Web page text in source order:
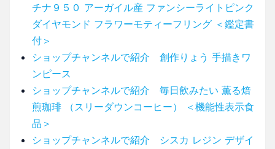
チナ９５０ アーガイル産 ファンシーライトピンク
ダイヤモンド フラワーモティーフリング ＜鑑定書
付＞
ショップチャンネルで紹介 創作りょう 手描きワ
ンピース
ショップチャンネルで紹介 毎日飲みたい 薫る焙
煎珈琲 （スリーダウンコーヒー） ＜機能性表示食
品＞
ショップチャンネルで紹介 シスカ レジン デザイ